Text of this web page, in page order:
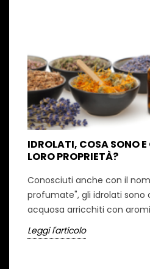
IDROLATI, COSA SONO E
LORO PROPRIETÀ?
Conosciuti anche con il
profumate", gli idrolati sono
acquosa arricchiti con
Leggi l'articolo